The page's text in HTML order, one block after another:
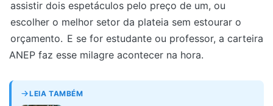
assistir dois espetáculos pelo preço de um, ou
escolher o melhor setor da plateia sem estourar o
orçamento. E se for estudante ou professor, a carteira
ANEP faz esse milagre acontecer na hora.
LEIA TAMBÉM